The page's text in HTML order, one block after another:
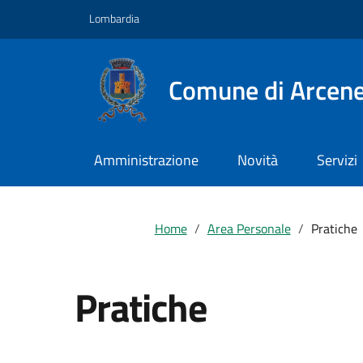
Vai ai contenutiLombardia
Comune di
Amministrazione Novità Servizi
Home Area Personale Pratiche
Pratiche